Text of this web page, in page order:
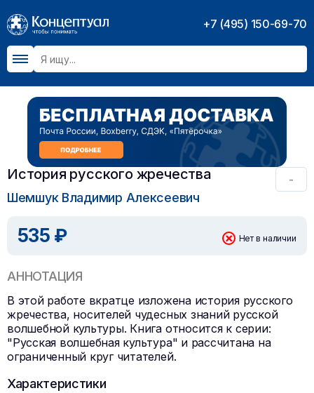
+7 (495) 150-69-70
История русского жречества -
Шемшук Владимир Алексеевич
535 ₽ Нет в наличии
АННОТАЦИЯ
В этой работе вкратце изложена история русского
жречества, носителей чудесных знаний русской
волшебной культуры. Книга относится к серии:
"Русская волшебная культура" и рассчитана на
ограниченный круг читателей.
Характеристики